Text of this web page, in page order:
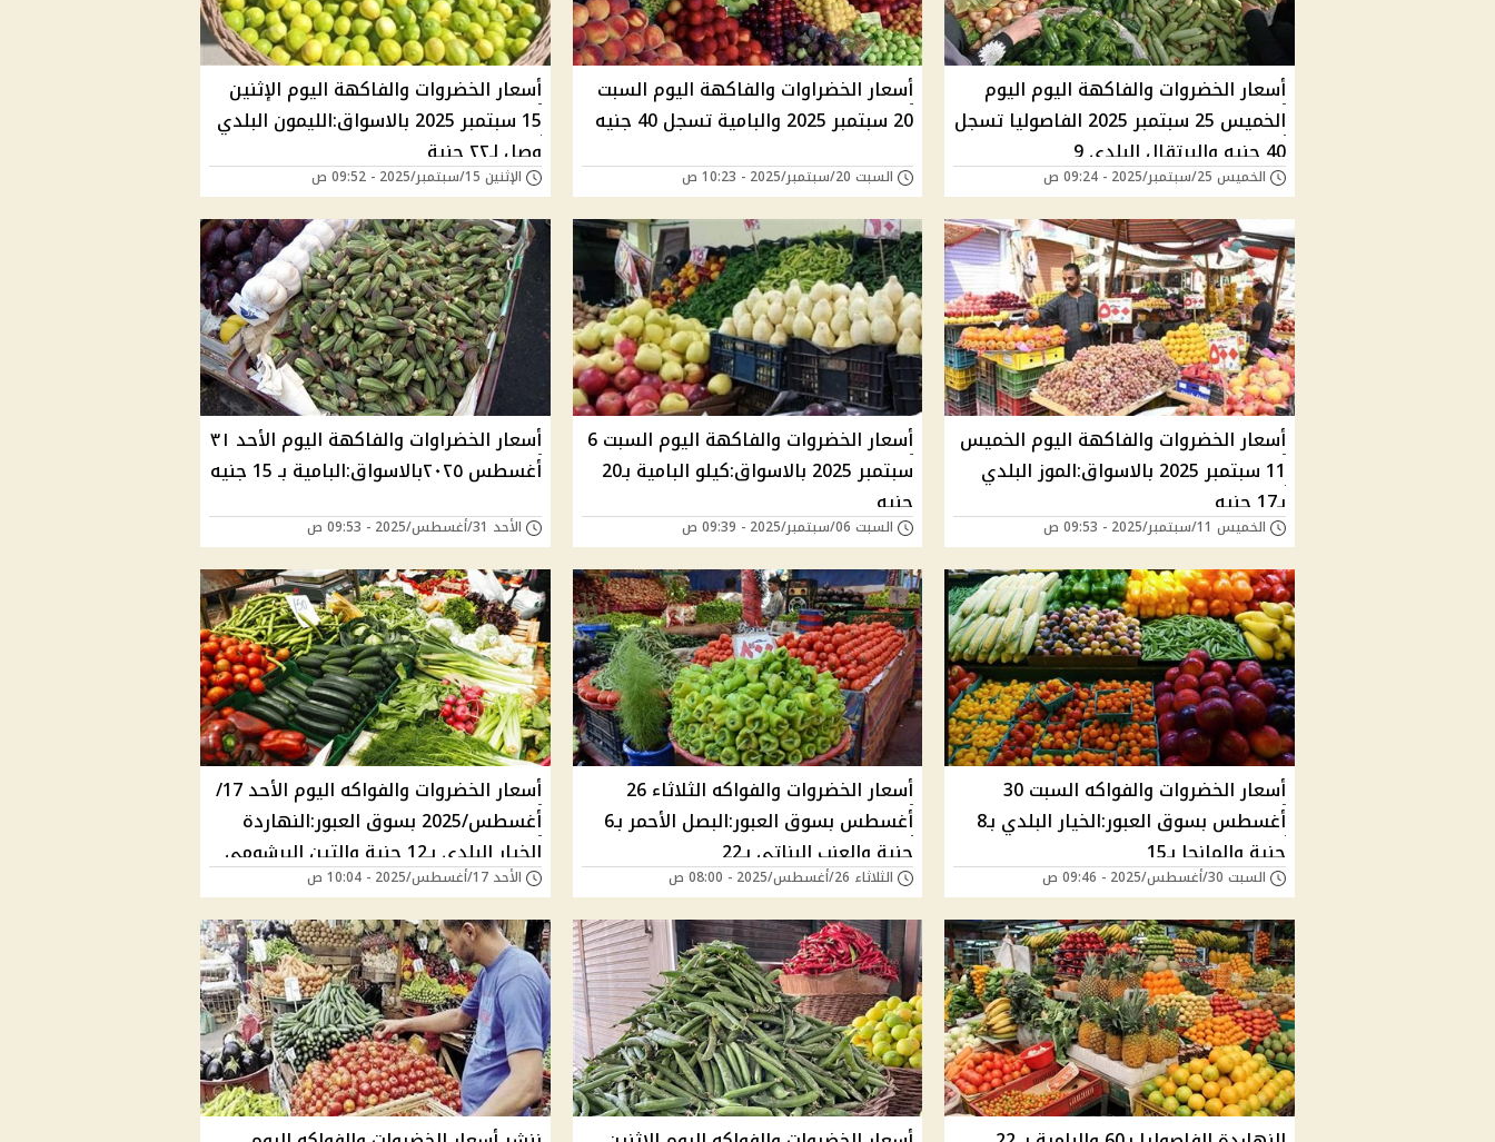
أسعار الخضروات والفاكهة اليوم اليوم
الخميس 25 سبتمبر 2025 الفاصوليا تسجل
40 جنيه والبرتقال البلدي 9
الخميس 25/سبتمبر/2025 - 09:24 ص
أسعار الخضراوات والفاكهة اليوم السبت
20 سبتمبر 2025 والبامية تسجل 40 جنيه
السبت 20/سبتمبر/2025 - 10:23 ص
أسعار الخضروات والفاكهة اليوم الإثنين
15 سبتمبر 2025 بالاسواق:الليمون البلدي
وصل لـ٢٢ جنية
الإثنين 15/سبتمبر/2025 - 09:52 ص
أسعار الخضروات والفاكهة اليوم الخميس
11 سبتمبر 2025 بالاسواق:الموز البلدي
بـ17 جنيه
الخميس 11/سبتمبر/2025 - 09:53 ص
أسعار الخضروات والفاكهة اليوم السبت 6
سبتمبر 2025 بالاسواق:كيلو البامية بـ20
جنيه
السبت 06/سبتمبر/2025 - 09:39 ص
أسعار الخضراوات والفاكهة اليوم الأحد ٣١
أغسطس ٢٠٢٥بالاسواق:البامية بـ 15 جنيه
الأحد 31/أغسطس/2025 - 09:53 ص
أسعار الخضروات والفواكه السبت 30
أغسطس بسوق العبور:الخيار البلدي بـ8
جنية والمانجا بـ15
السبت 30/أغسطس/2025 - 09:46 ص
أسعار الخضروات والفواكه الثلاثاء 26
أغسطس بسوق العبور:البصل الأحمر بـ6
جنية والعنب البناتي بـ22
الثلاثاء 26/أغسطس/2025 - 08:00 ص
أسعار الخضروات والفواكه اليوم الأحد 17/
أغسطس/2025 بسوق العبور:النهاردة
الخيار البلدي بـ12 جنية والتين البرشومي
بـ25 الأحد 17/أغسطس/2025 - 10:04 ص